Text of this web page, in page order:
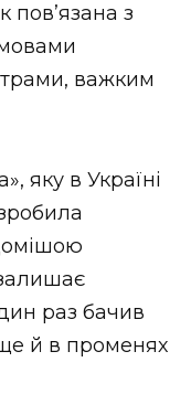
пов’язана з
важким
яку в Україні
раз бачив
й в променях